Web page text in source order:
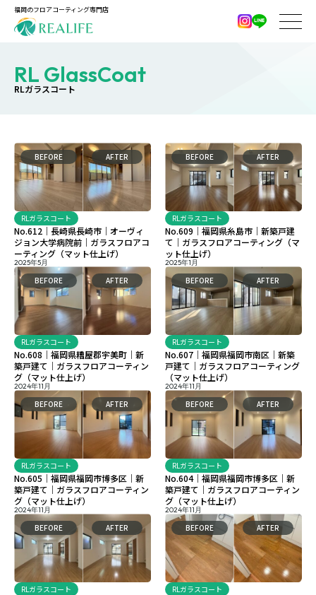
福岡のフロアコーティング専門店
RLガラスコート
RL GlassCoat
BEFORE AFTER
RLガラスコート
No.612｜長崎県長崎市｜オーヴィ
ジョン大学病院前｜ガラスフロアコ
ーティング（マット仕上げ）
2025年5月
BEFORE AFTER
RLガラスコート
No.609｜福岡県糸島市｜新築戸建
て｜ガラスフロアコーティング（マ
ット仕上げ）
2025年1月
BEFORE AFTER
RLガラスコート
No.608｜福岡県糟屋郡宇美町｜新
築戸建て｜ガラスフロアコーティン
グ（マット仕上げ）
2024年11月
BEFORE AFTER
RLガラスコート
No.607｜福岡県福岡市南区｜新築
戸建て｜ガラスフロアコーティング
（マット仕上げ）
2024年11月
BEFORE AFTER
RLガラスコート
No.605｜福岡県福岡市博多区｜新
築戸建て｜ガラスフロアコーティン
グ（マット仕上げ）
2024年11月
BEFORE AFTER
RLガラスコート
No.604｜福岡県福岡市博多区｜新
築戸建て｜ガラスフロアコーティン
グ（マット仕上げ）
2024年11月
BEFORE AFTER
RLガラスコート
BEFORE AFTER
RLガラスコート